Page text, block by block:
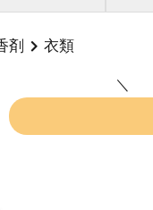
剤 衣類